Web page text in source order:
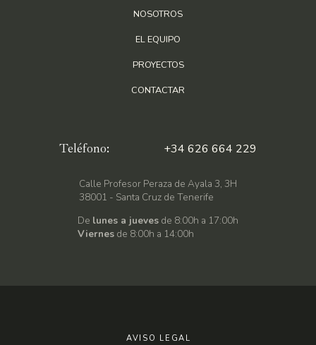
NOSOTROS
EL EQUIPO
PROYECTOS
CONTACTAR
Teléfono: +34 626 664 229
Calle Profesor Peraza de Ayala 3, 3H
38001 - Santa Cruz de Tenerife
De lunes a jueves de 8:00h a 17:00h
Viernes de 8:00h a 14:00h
AVISO LEGAL